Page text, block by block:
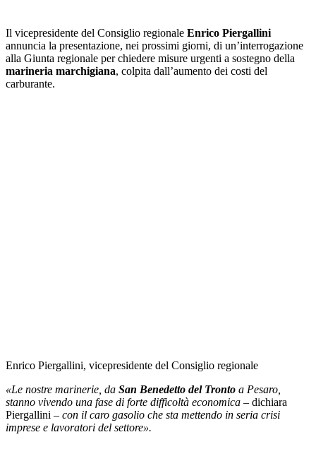
Il vicepresidente del Consiglio regionale Enrico Piergallini
annuncia la presentazione, nei prossimi giorni, di un’interrogazione
alla Giunta regionale per chiedere misure urgenti a sostegno della
marineria marchigiana, colpita dall’aumento dei costi del
carburante.
Enrico Piergallini, vicepresidente del Consiglio regionale
«Le nostre marinerie, da San Benedetto del Tronto a Pesaro,
stanno vivendo una fase di forte difficoltà economica – dichiara
Piergallini – con il caro gasolio che sta mettendo in seria crisi
imprese e lavoratori del settore».